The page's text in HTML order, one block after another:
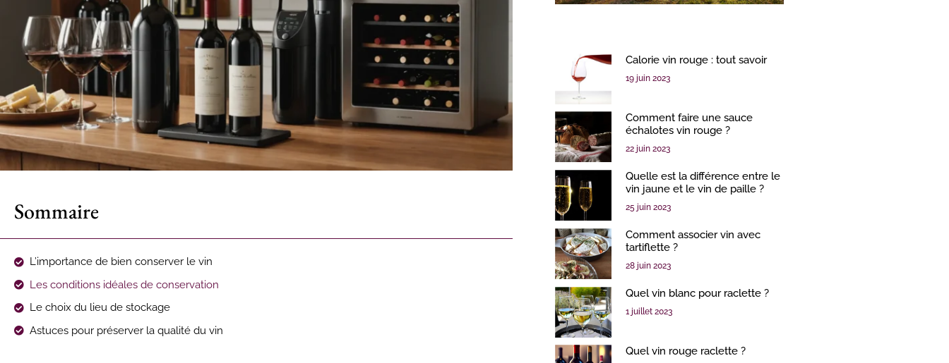
Sommaire
L’importance de bien conserver le vin
Les conditions idéales de conservation
Le choix du lieu de stockage
Astuces pour préserver la qualité du vin
Calorie vin rouge : tout savoir
19 juin 2023
Comment faire une sauce
échalotes vin rouge ?
22 juin 2023
Quelle est la différence entre le
vin jaune et le vin de paille ?
25 juin 2023
Comment associer vin avec
tartiflette ?
28 juin 2023
Quel vin blanc pour raclette ?
1 juillet 2023
Quel vin rouge raclette ?